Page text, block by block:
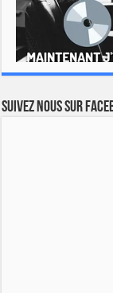
Suivez nous sur